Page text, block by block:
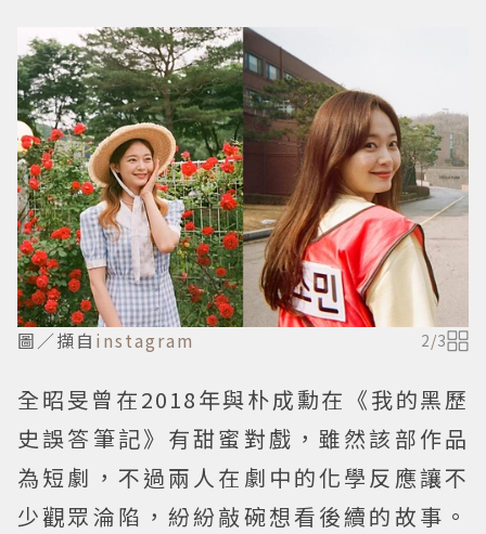
圖／擷自 instagram 2/3
全昭旻曾在2018年與朴成勳在《我的黑歷
史誤答筆記》有甜蜜對戲，雖然該部作品
為短劇，不過兩人在劇中的化學反應讓不
少觀眾淪陷，紛紛敲碗想看後續的故事。